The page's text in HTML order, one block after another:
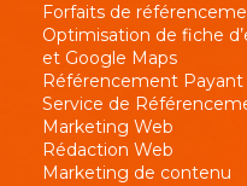
Forfaits de
Optimisation de fiche
et Google Maps
Référencement Payant
Service de
Marketing Web
Rédaction Web
Marketing de contenu